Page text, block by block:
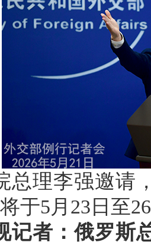
总理李强邀请
于5月23日至
记者：俄罗斯